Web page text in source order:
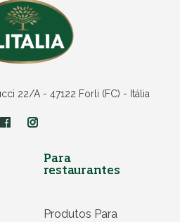
22/A - 47122 Forli (FC) - Itália
Para
restaurantes
Produtos Para